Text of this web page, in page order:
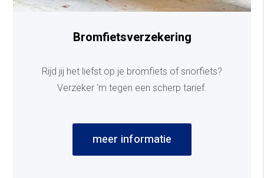
Bromfietsverzekering
Rijd jij het liefst op je bromfiets of snorfiets?
Verzeker 'm tegen een scherp tarief.
meer informatie